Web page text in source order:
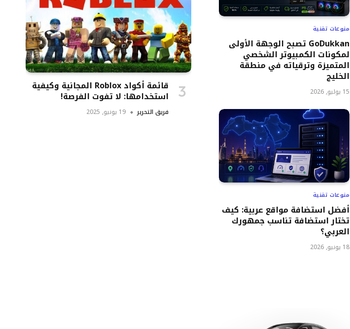
منوعات تقنية
GoDukkan تصبح الوجهة الأولى
لمكونات الكمبيوتر الشخصي
المتميزة وترقياته في منطقة
الخليج
15 يوليو, 2026
منوعات تقنية
أفضل استضافة مواقع عربية: كيف
تختار استضافة تناسب جمهورك
العربي؟
18 يونيو, 2026
قائمة أكواد Roblox المجانية وكيفية
استخدامها: لا تفوت الفرصة!
فريق التحرير 19 يونيو, 2025